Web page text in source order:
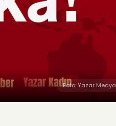
Foto: Yazar Medya